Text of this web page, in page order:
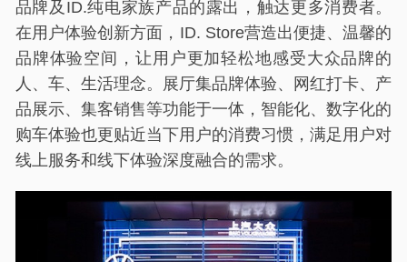
品牌及ID.纯电家族产品的露出，触达更多消费者。
在用户体验创新方面，ID. Store营造出便捷、温馨的
品牌体验空间，让用户更加轻松地感受大众品牌的
人、车、生活理念。展厅集品牌体验、网红打卡、产
品展示、集客销售等功能于一体，智能化、数字化的
购车体验也更贴近当下用户的消费习惯，满足用户对
线上服务和线下体验深度融合的需求。